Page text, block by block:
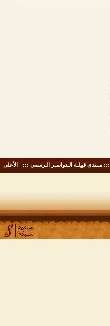
::: مـنتدى قبيلـة الـدواسـر الـرسمي ::: - الأعلى